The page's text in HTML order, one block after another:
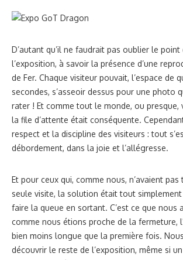
D’autant qu’il ne faudrait pas oublier le point
l’exposition, à savoir la présence d’une
de Fer. Chaque visiteur pouvait, l’espace de
secondes, s’asseoir dessus pour une photo
rater ! Et comme tout le monde, ou presque,
la file d’attente était conséquente.
respect et la discipline des visiteurs : tout
débordement, dans la joie et l’allégresse.
Et pour ceux qui, comme nous, n’avaient
seule visite, la solution était tout
faire la queue en sortant. C’est ce que nous
comme nous étions proche de la fermeture,
bien moins longue que la première fois.
découvrir le reste de l’exposition, même si